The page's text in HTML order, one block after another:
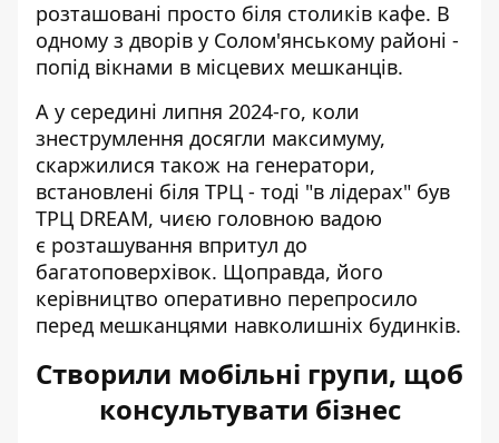
розташовані просто біля столиків кафе. В
одному з дворів у Солом'янському районі -
попід вікнами в місцевих мешканців.
А у середині липня 2024-го, коли
знеструмлення досягли максимуму,
скаржилися також на генератори,
встановлені біля ТРЦ - тоді "в лідерах" був
ТРЦ DREAM, чиєю головною вадою
є розташування впритул до
багатоповерхівок. Щоправда, його
керівництво оперативно перепросило
перед мешканцями навколишніх будинків.
Створили мобільні групи, щоб
консультувати бізнес